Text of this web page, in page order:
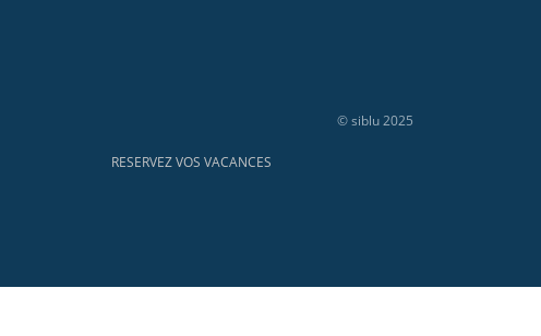
© siblu 2025
RESERVEZ VOS VACANCES